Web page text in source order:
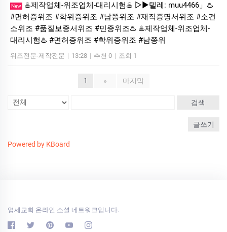
New
♨️제작업체-위조업체-대리시험♨️ ▷▶텔레: muu4466」♨️
#면허증위조 #학위증위조 #남쯩위조 #재직증명서위조 #소견
소위조 #품질보증서위조 #민증위조♨️ ♨️제작업체-위조업체-
대리시험♨️ #면허증위조 #학위증위조 #남쯩위
위조전문-제작전문 | 13:28 | 추천 0 | 조회 1
1 » 마지막
검색
글쓰기
Powered by KBoard
영세교회 온라인 소셜 네트워크입니다.